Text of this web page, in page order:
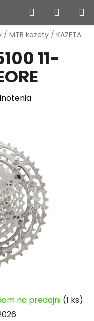
Hľadať
KOŠÍK
/ MTB kazety / KAZETA
na predajni (1 ks)
11-